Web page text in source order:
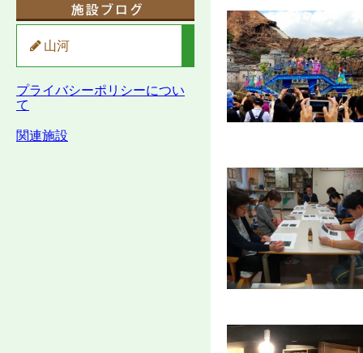
山河
プライバシーポリシーについ
て
関連施設